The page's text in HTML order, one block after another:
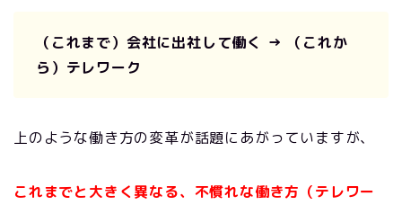
（これまで）会社に出社して働く → （これか
ら）テレワーク
上のような働き方の変革が話題にあがっていますが、
これまでと大きく異なる、不慣れな働き方（テレワー